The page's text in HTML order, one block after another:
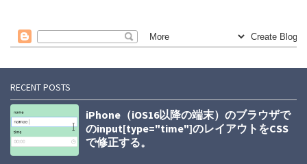
RECENT POSTS
iPhone（iOS16以降の端末）のブラウザで
のinput[type="time"]のレイアウトをCSS
で修正する。